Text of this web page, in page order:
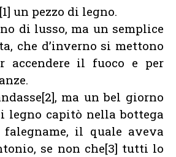
un pezzo di legno.
di lusso, ma un semplice
che d’inverno si mettono
accendere il fuoco e per
ma un bel giorno
legno capitò nella bottega
il quale aveva
se non che[3] tutti lo